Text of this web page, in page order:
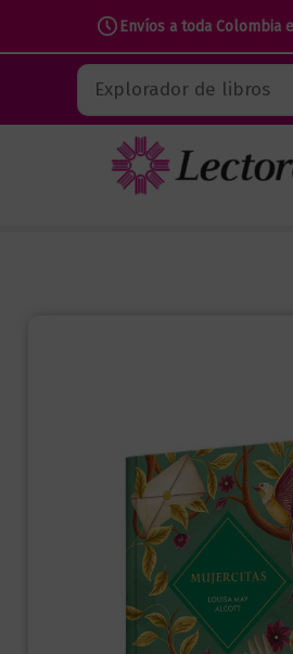
Envíos a toda Colombia
contenido
Buscar
especial
cantos